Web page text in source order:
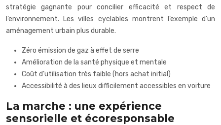
stratégie gagnante pour concilier efficacité et respect de
l’environnement. Les villes cyclables montrent l’exemple d’un
aménagement urbain plus durable.
Zéro émission de gaz à effet de serre
Amélioration de la santé physique et mentale
Coût d’utilisation très faible (hors achat initial)
Accessibilité à des lieux difficilement accessibles en voiture
La marche : une expérience
sensorielle et écoresponsable